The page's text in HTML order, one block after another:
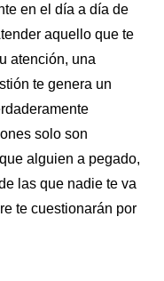
en el día a día de
aquello que te
atención, una
te genera un
solo son
que alguien a pegado,
las que nadie te va
te cuestionarán por